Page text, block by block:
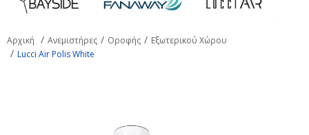
Αρχική Ανεμιστήρες Οροφής
Εξωτερικού Χώρου
Lucci Air Polis White